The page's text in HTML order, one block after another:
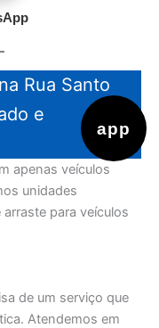
app
Rua Santo
e
apenas veículos
unidades
para veículos
de um serviço que
Atendemos em